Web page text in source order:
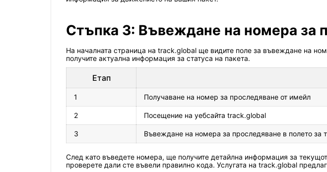
Стъпка 3: Въвеждане на номера за
На началната страница на track.global ще видите поле за въвеждане на
получите актуална информация за статуса на пакета.
Етап
1 Получаване на номер за проследяване от имейл
2 Посещение на уебсайта track.global
3 Въвеждане на номера за проследяване в полето за
След като въведете номера, ще получите детайлна информация за
проверете дали сте въвели правилно кода. Услугата на track.global